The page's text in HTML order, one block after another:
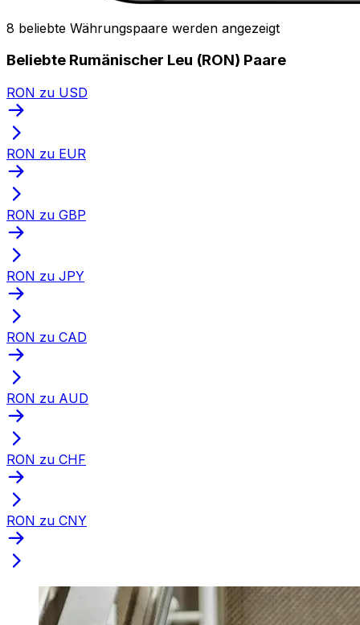
8 beliebte Währungspaare werden angezeigt
Beliebte Rumänischer Leu (RON) Paare
RON zu USD
RON zu EUR
RON zu GBP
RON zu JPY
RON zu CAD
RON zu AUD
RON zu CHF
RON zu CNY